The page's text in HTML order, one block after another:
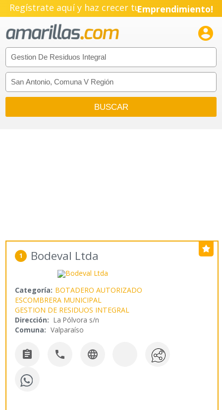
Regístrate aquí y haz crecer tuEmprendimiento!

1 Bodeval Ltda
Categoría: BOTADERO AUTORIZADO
ESCOMBRERA MUNICIPAL
GESTION DE RESIDUOS INTEGRAL
Dirección: La Pólvora s/n
Comuna: Valparaíso
  